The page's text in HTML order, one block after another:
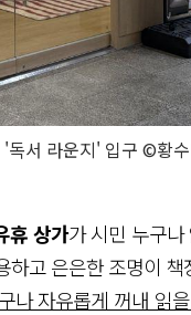
독서 라운지' 입구 ©황
휴 상가가 시민 누구
고 은은한 조명이
나 자유롭게 꺼내 읽